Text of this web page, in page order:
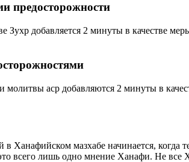
предосторожности
Зухр добавляется 2 минуты в качестве
аср добавляются 2 минуты в
Ханафийском мазхабе начинается, когда
всего лишь одно мнение Ханафи. Не